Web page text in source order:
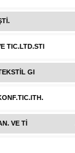
TIC.LTD.STI
GI
VE Tİ